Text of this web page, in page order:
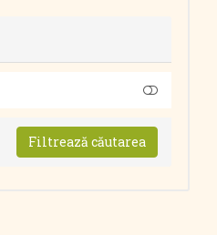
Filtrează căutarea